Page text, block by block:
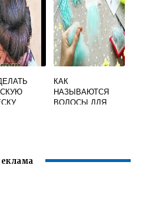
КАК
НАЗЫВАЮТСЯ
ВОЛОСЫ ДЛЯ